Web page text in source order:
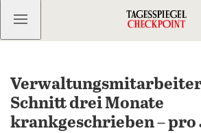
Kostenlos anmelden
Schnitt drei Monate
krankgeschrieben – pro